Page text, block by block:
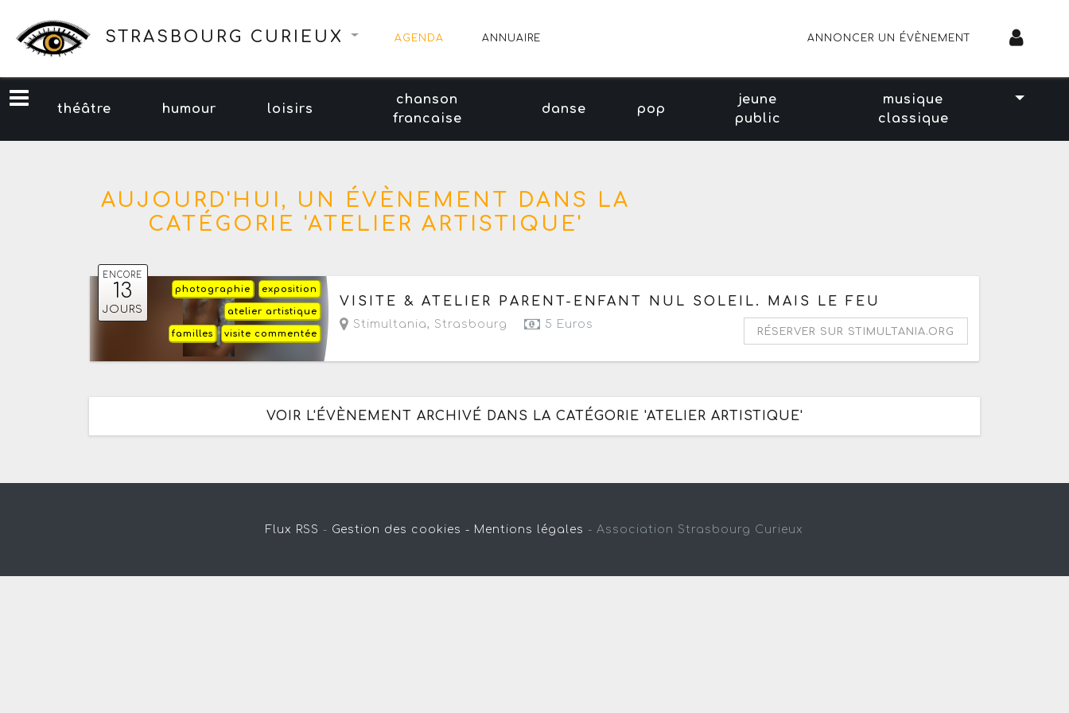
STRASBOURG CURIEUX AGENDA ANNUAIRE ANNONCER UN ÉVÈNEMENT
théâtre humour loisirs
chanson
francaise
danse pop
jeune
public
musique
classique
AUJOURD'HUI, UN ÉVÈNEMENT DANS LA
CATÉGORIE 'ATELIER ARTISTIQUE'
ENCORE
13
JOURS
exposition
photographie
atelier artistique
visite commentée
familles
Du mercredi 22 juillet au mercredi 19 août 2026
à partir de 14h
VISITE & ATELIER PARENT-ENFANT NUL SOLEIL. MAIS LE FEU
Stimultania, Strasbourg 5 Euros
RÉSERVER SUR STIMULTANIA.ORG
VOIR L'ÉVÈNEMENT ARCHIVÉ DANS LA CATÉGORIE 'ATELIER ARTISTIQUE'
Flux RSS - Gestion des cookies - Mentions légales - Association Strasbourg Curieux